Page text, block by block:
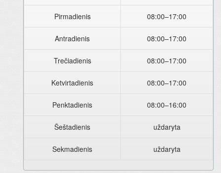
Pirmadienis 08:00–17:00
Antradienis 08:00–17:00
Trečiadienis 08:00–17:00
Ketvirtadienis 08:00–17:00
Penktadienis 08:00–16:00
Šeštadienis uždaryta
Sekmadienis uždaryta